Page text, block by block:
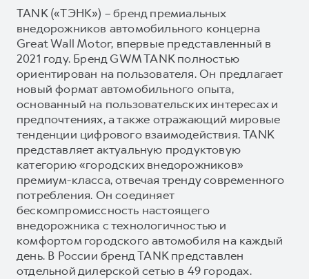
TANK («ТЭНК») – бренд премиальных
внедорожников автомобильного концерна
Great Wall Motor, впервые представленный в
2021 году. Бренд GWM TANK полностью
ориентирован на пользователя. Он предлагает
новый формат автомобильного опыта,
основанный на пользовательских интересах и
предпочтениях, а также отражающий мировые
тенденции цифрового взаимодействия. TANK
представляет актуальную продуктовую
категорию «городских внедорожников»
премиум-класса, отвечая тренду современного
потребления. Он соединяет
бескомпромиссность настоящего
внедорожника с технологичностью и
комфортом городского автомобиля на каждый
день. В России бренд TANK представлен
отдельной дилерской сетью в 49 городах.